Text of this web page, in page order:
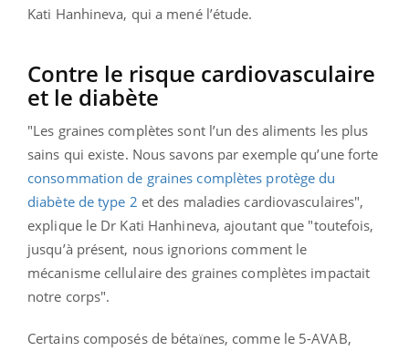
Kati Hanhineva, qui a mené l’étude.
Contre le risque cardiovasculaire
et le diabète
"Les graines complètes sont l’un des aliments les plus
sains qui existe. Nous savons par exemple qu’une forte
consommation de graines complètes protège du
diabète de type 2 et des maladies cardiovasculaires",
explique le Dr Kati Hanhineva, ajoutant que "toutefois,
jusqu’à présent, nous ignorions comment le
mécanisme cellulaire des graines complètes impactait
notre corps".
Certains composés de bétaïnes, comme le 5-AVAB,